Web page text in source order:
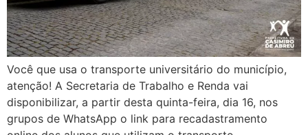
Você que usa o transporte universitário do município,
atenção! A Secretaria de Trabalho e Renda vai
disponibilizar, a partir desta quinta-feira, dia 16, nos
grupos de WhatsApp o link para recadastramento